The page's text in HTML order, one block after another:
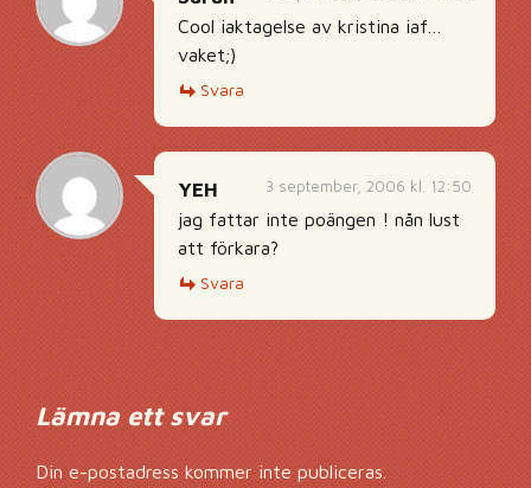
Cool iaktagelse av kristina iaf…
vaket;)
Svara
3 september, 2006 kl. 12:50
YEH
jag fattar inte poängen ! nån lust
att förkara?
Svara
Lämna ett svar
Din e-postadress kommer inte publiceras.